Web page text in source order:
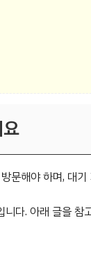
문해야 하며, 대
다. 아래 글을